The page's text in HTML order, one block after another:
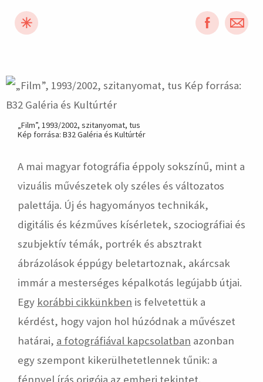
hirdetés
„Film”, 1993/2002, szitanyomat, tus
Kép forrása: B32 Galéria és Kultúrtér
A mai magyar fotográfia éppoly sokszínű, mint a
vizuális művészetek oly széles és változatos
palettája. Új és hagyományos technikák,
digitális és kézműves kísérletek, szociográfiai és
szubjektív témák, portrék és absztrakt
ábrázolások éppúgy beletartoznak, akárcsak
immár a mesterséges képalkotás legújabb útjai.
Egy korábbi cikkünkben is felvetettük a
kérdést, hogy vajon hol húzódnak a művészet
határai, a fotográfiával kapcsolatban azonban
egy szempont kikerülhetetlennek tűnik: a